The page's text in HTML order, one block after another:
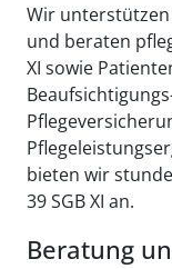
Wir unterstützen
und beraten
XI sowie
bieten wir
39 SGB XI an.
Beratung